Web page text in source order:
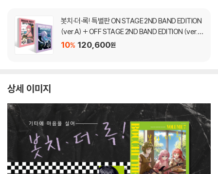
봇치·더·록! 특별판 ON STAGE 2ND BAND EDITION
(ver.A) + OFF STAGE 2ND BAND EDITION (ver.
B) 세트
10% 120,600원
상세 이미지